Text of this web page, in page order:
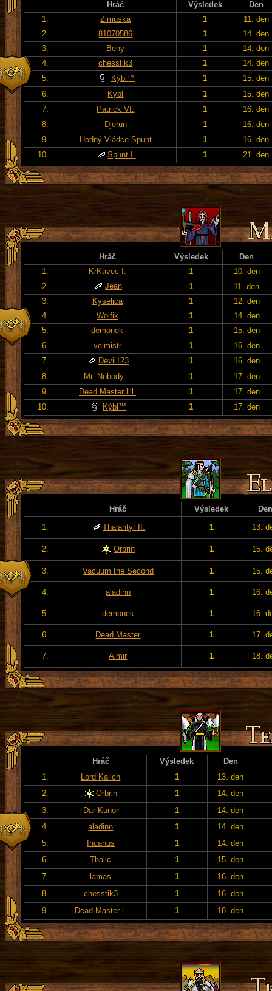
Hráč Výsledek
Den
1.
Zimuska 1
11. den
2.
81070586 1
14. den
3.
Beny 1
14. den
4.
chesstik3 1
14. den
5.
Kýbl™ 1
15. den
6.
Kybl 1
15. den
7.
Patrick VI. 1
16. den
8.
Djerun 1
16. den
9.
Hodný Vládce Spunt 1
16. den
10.
Spunt I. 1 21. den
Hráč Výsledek
Den
1.
KrKavec I. 1
10. den
2.
Jean 1
11. den
3.
Kyselica 1
12. den
4.
Wolfik 1
14. den
5.
demonek 1
15. den
6.
velmistr 1
16. den
7.
Devil123 1
16. den
8.
Mr. Nobody .. 1
17. den
9.
Dead Master llll. 1
17. den
10.
Kýbl™ 1 17. den
Hráč Výsledek
Den
1.
Thalantyr II. 1 13.
2. Orbrin 1 15.
3. Vacuum the Second 1 15.
4. aladinn 1 16.
5. demonek 1 16.
6. Đead Master 1 17.
7. Almir 1 18.
Hráč Výsledek
Den
1.
Lord Kalich 1
13. den
2.
Orbrin 1
14. den
3.
Dar-Kunor 1
14. den
4.
aladinn 1
14. den
5.
Incanus 1
14. den
6.
Thalic 1
15. den
7.
lamas 1
16. den
8.
chesstik3 1
16. den
9.
Dead Master l. 1 18. den